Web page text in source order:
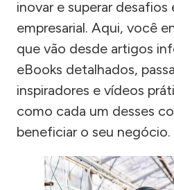
inovar e superar desafios
empresarial. Aqui, você
que vão desde artigos
eBooks detalhados,
inspiradores e vídeos
como cada um desses
beneficiar o seu negócio.